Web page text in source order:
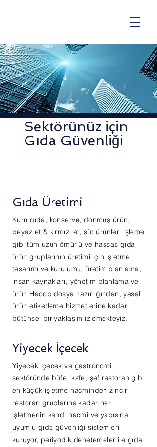
Sizin
Sektörünüz için
Gıda Güvenliği
Gıda Üretimi
Kuru gıda, konserve, donmuş ürün,
beyaz et & kırmızı et, süt ürünleri işleme
gibi tüm uzun ömürlü ve hassas gıda
ürün gruplarının üretimi için işletme
tasarımı ve kurulumu, üretim planlama,
insan kaynakları, yönetim planlama ve
ürün Haccp dosya hazırlığından, yasal
ürün etiketleme hizmetlerine kadar
bütünsel bir yaklaşım izlemekteyiz.
Yiyecek İçecek
Yiyecek içecek ve gastronomi
sektöründe büfe, kafe, şef restoran gibi
en küçük işletme hacminden zincir
restoran gruplarına kadar her
işletmenin kendi hacmi ve yapısına
uyumlu gıda güvenliği sistemleri
kuruyor, periyodik denetemeler ile gıda